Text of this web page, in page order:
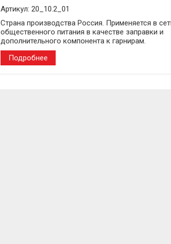
Артикул: 20_10.2_01
Страна производства Россия. Применяется в
общественного питания в качестве заправки и
дополнительного компонента к гарнирам.
Подробнее